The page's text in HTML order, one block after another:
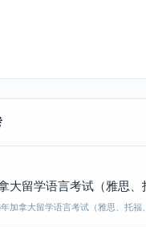
大留学语言考试（雅思、
加拿大留学语言考试（雅思、托福